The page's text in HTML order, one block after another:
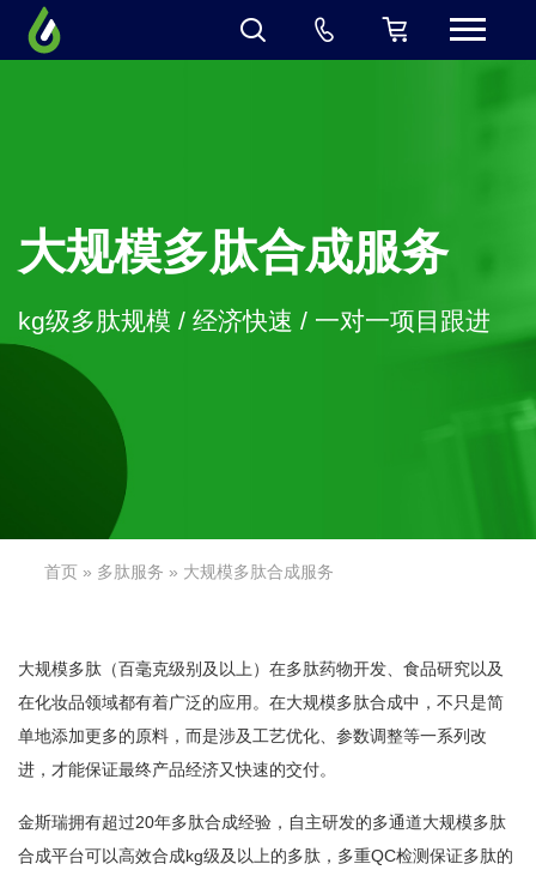
大规模多肽合成服务
kg级多肽规模 / 经济快速 / 一对一项目跟进
首页 » 多肽服务 » 大规模多肽合成服务
大规模多肽（百毫克级别及以上）在多肽药物开发、食品研究以及
在化妆品领域都有着广泛的应用。在大规模多肽合成中，不只是简
单地添加更多的原料，而是涉及工艺优化、参数调整等一系列改
进，才能保证最终产品经济又快速的交付。
金斯瑞拥有超过20年多肽合成经验，自主研发的多通道大规模多肽
合成平台可以高效合成kg级及以上的多肽，多重QC检测保证多肽的